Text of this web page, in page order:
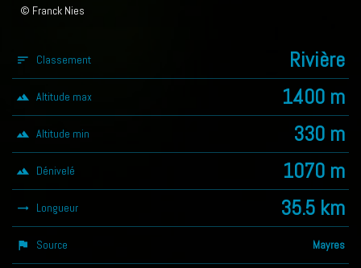
© Franck Nies
sort Classement Rivière
landscape Altitude max 1400 m
landscape Altitude min 330 m
landscape Dénivelé 1070 m
trending_flat Longueur 35.5 km
assistant_photo Source Mayres